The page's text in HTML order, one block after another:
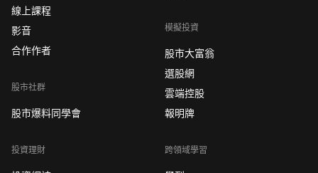
線上課程
影音
合作作者
股市社群
股市爆料同學會
投資理財
模擬投資
股市大富翁
選股網
雲端控股
報明牌
跨領域學習